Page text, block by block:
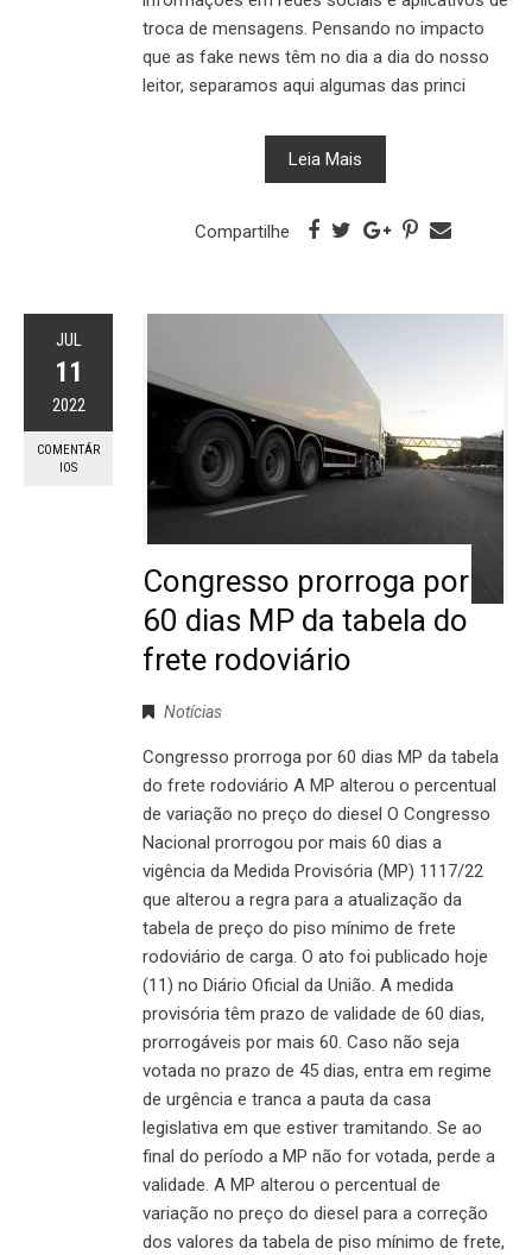
troca de mensagens. Pensando no impacto
que as fake news têm no dia a dia do nosso
leitor, separamos aqui algumas das princi
Leia Mais
Compartilhe
JUL
11
2022
COMENTÁR
IOS
Congresso prorroga por
60 dias MP da tabela do
frete rodoviário
Notícias
Congresso prorroga por 60 dias MP da tabela
do frete rodoviário A MP alterou o percentual
de variação no preço do diesel O Congresso
Nacional prorrogou por mais 60 dias a
vigência da Medida Provisória (MP) 1117/22
que alterou a regra para a atualização da
tabela de preço do piso mínimo de frete
rodoviário de carga. O ato foi publicado hoje
(11) no Diário Oficial da União. A medida
provisória têm prazo de validade de 60 dias,
prorrogáveis por mais 60. Caso não seja
votada no prazo de 45 dias, entra em regime
de urgência e tranca a pauta da casa
legislativa em que estiver tramitando. Se ao
final do período a MP não for votada, perde a
validade. A MP alterou o percentual de
variação no preço do diesel para a correção
dos valores da tabela de piso mínimo de frete,